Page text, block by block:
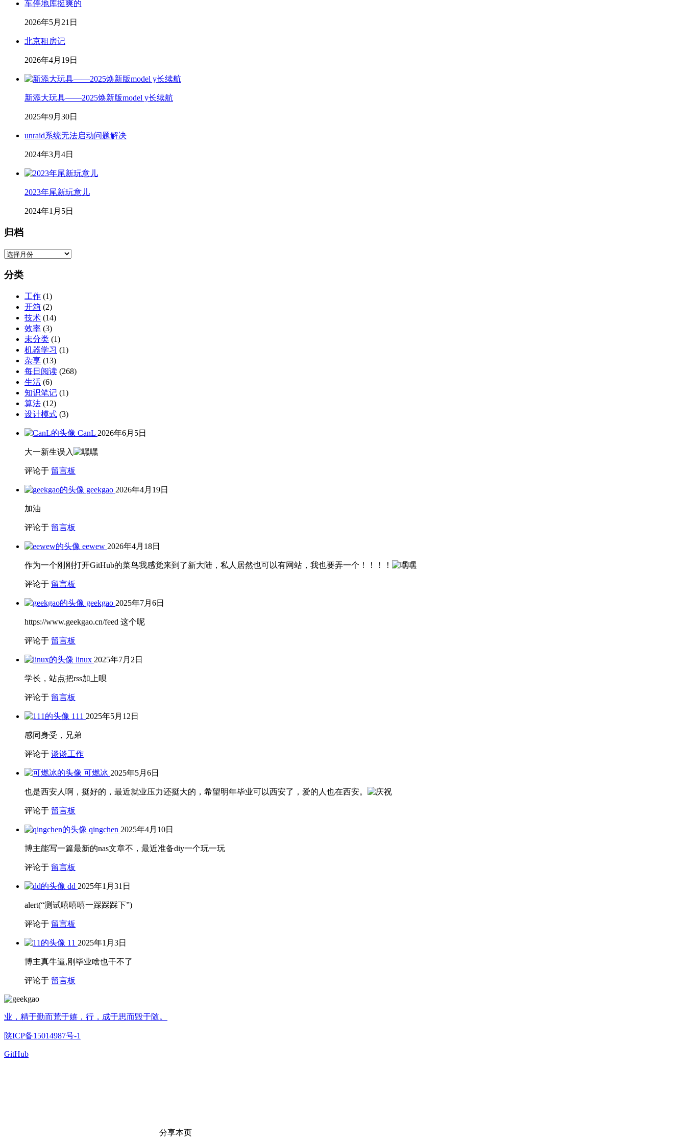
车停地库挺爽的
2026年5月21日
北京租房记
2026年4月19日
新添大玩具——2025焕新版model y长续航
2025年9月30日
unraid系统无法启动问题解决
2024年3月4日
2023年尾新玩意儿
2024年1月5日
归档
归
分类
工作 (1)
开箱 (2)
技术 (14)
效率 (3)
未分类 (1)
机器学习 (1)
杂享 (13)
每日阅读 (268)
生活 (6)
知识笔记 (1)
算法 (12)
设计模式 (3)
CanL 2026年6月5日
大一新生误入
评论于 留言板
geekgao 2026年4月19日
加油
评论于 留言板
eewew 2026年4月18日
作为一个刚刚打开GitHub的菜鸟我感觉来到了新大陆，私人居然也可以有网站，我也要弄一个！！！！
评论于 留言板
geekgao 2025年7月6日
https://www.geekgao.cn/feed 这个呢
评论于 留言板
linux 2025年7月2日
学长，站点把rss加上呗
评论于 留言板
111 2025年5月12日
感同身受，兄弟
评论于 谈谈工作
可燃冰 2025年5月6日
也是西安人啊，挺好的，最近就业压力还挺大的，希望明年毕业可以西安了，爱的人也在西安。
评论于 留言板
qingchen 2025年4月10日
博主能写一篇最新的nas文章不，最近准备diy一个玩一玩
评论于 留言板
dd 2025年1月31日
alert(“测试嘻嘻嘻一踩踩踩下”)
评论于 留言板
11 2025年1月3日
博主真牛逼,刚毕业啥也干不了
评论于 留言板
业，精于勤而荒于嬉，行，成于思而毁于随。
陕ICP备15014987号-1
GitHub
分享本页